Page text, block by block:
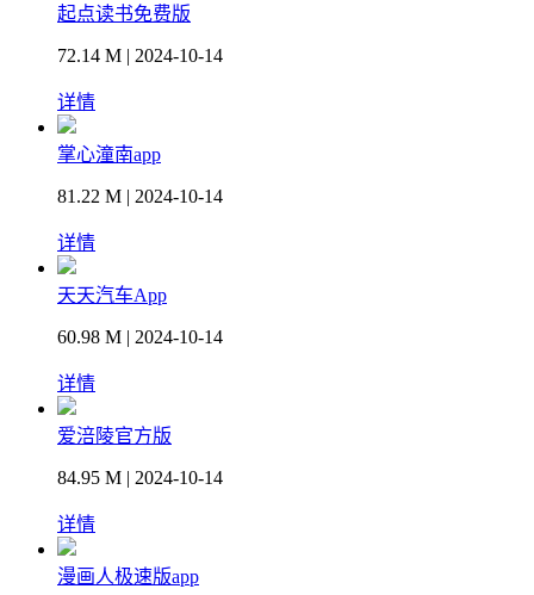
起点读书免费版
72.14 M | 2024-10-14
详情
掌心潼南app
81.22 M | 2024-10-14
详情
天天汽车App
60.98 M | 2024-10-14
详情
爱涪陵官方版
84.95 M | 2024-10-14
详情
漫画人极速版app